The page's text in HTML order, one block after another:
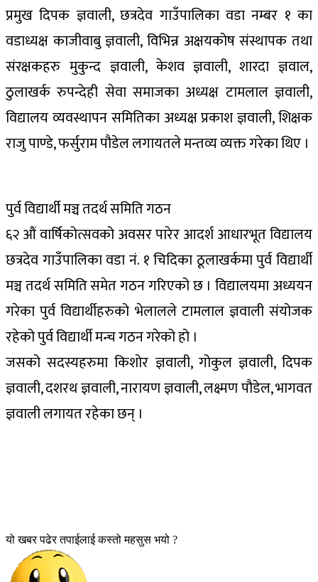
प्रमुख दिपक ज्ञवाली, छत्रदेव गाउँपालिका वडा नम्बर १ का
वडाध्यक्ष काजीवाबु ज्ञवाली, विभिन्न अक्षयकोष संस्थापक तथा
संरक्षकहरु मुकुन्द ज्ञवाली, केशव ज्ञवाली, शारदा ज्ञवाल,
ठुलाखर्क रुपन्देही सेवा समाजका अध्यक्ष टामलाल ज्ञवाली,
विद्यालय व्यवस्थापन समितिका अध्यक्ष प्रकाश ज्ञवाली, शिक्षक
राजु पाण्डे, फर्सुराम पौडेल लगायतले मन्तव्य व्यक्त गरेका थिए ।
पुर्व विद्यार्थी मञ्च तदर्थ समिति गठन
६२ औं वार्षिकोत्सवको अवसर पारेर आदर्श आधारभूत विद्यालय
छत्रदेव गाउँपालिका वडा नं. १ चिदिका ठूलाखर्कमा पुर्व विद्यार्थी
मञ्च तदर्थ समिति समेत गठन गरिएको छ । विद्यालयमा अध्ययन
गरेका पुर्व विद्यार्थीहरुको भेलालले टामलाल ज्ञवाली संयोजक
रहेको पुर्व विद्यार्थी मन्च गठन गरेको हो ।
जसको सदस्यहरुमा किशोर ज्ञवाली, गोकुल ज्ञवाली, दिपक
ज्ञवाली, दशरथ ज्ञवाली, नारायण ज्ञवाली, लक्ष्मण पौडेल, भागवत
ज्ञवाली लगायत रहेका छन् ।
यो खबर पढेर तपाईलाई कस्तो महसुस भयो ?